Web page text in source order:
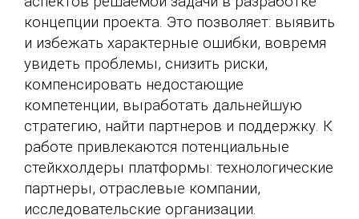
концепции проекта. Это позволяет: выявить
и избежать характерные ошибки, вовремя
увидеть проблемы, снизить риски,
компенсировать недостающие
компетенции, выработать дальнейшую
стратегию, найти партнеров и поддержку. К
работе привлекаются потенциальные
стейкхолдеры платформы: технологические
партнеры, отраслевые компании,
исследовательские организации.